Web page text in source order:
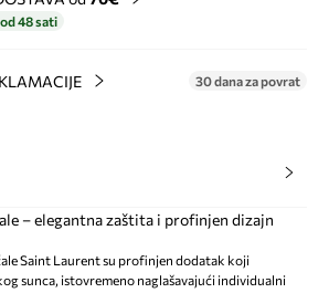
48 sati
30 dana za povrat
– elegantna zaštita i profinjen dizajn
Saint Laurent su profinjen dodatak koji
sunca, istovremeno naglašavajući individualni